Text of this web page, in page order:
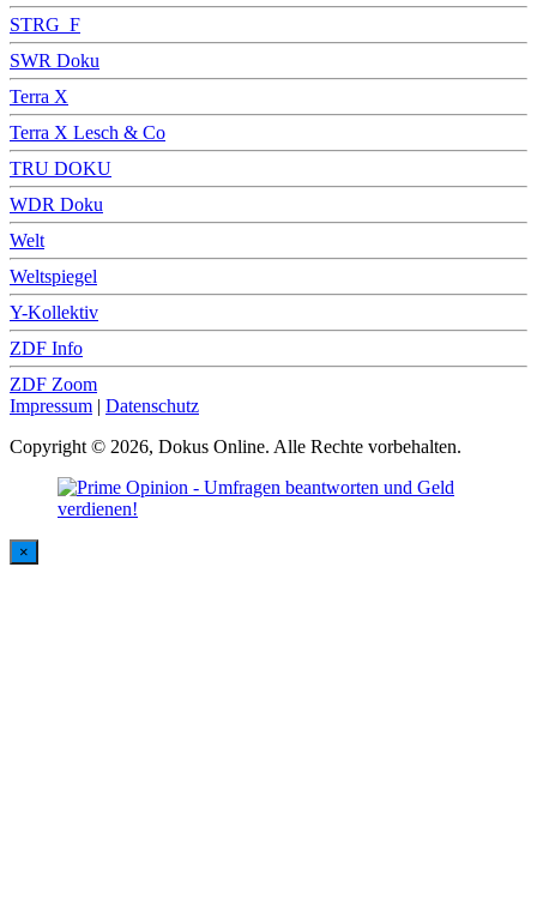
STRG_F
SWR Doku
Terra X
Terra X Lesch & Co
TRU DOKU
WDR Doku
Welt
Weltspiegel
Y-Kollektiv
ZDF Info
ZDF Zoom
Impressum | Datenschutz
Copyright © 2026, Dokus Online. Alle Rechte vorbehalten.
×